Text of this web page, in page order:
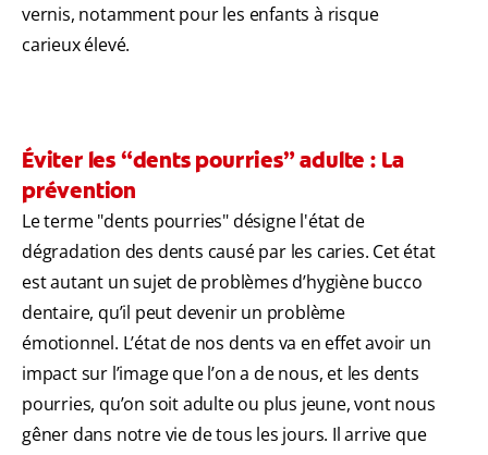
vernis, notamment pour les enfants à risque
carieux élevé.
Éviter les “dents pourries” adulte : La
prévention
Le terme "dents pourries" désigne l'état de
dégradation des dents causé par les caries. Cet état
est autant un sujet de problèmes d’hygiène bucco
dentaire, qu’il peut devenir un problème
émotionnel. L’état de nos dents va en effet avoir un
impact sur l’image que l’on a de nous, et les dents
pourries, qu’on soit adulte ou plus jeune, vont nous
gêner dans notre vie de tous les jours. Il arrive que